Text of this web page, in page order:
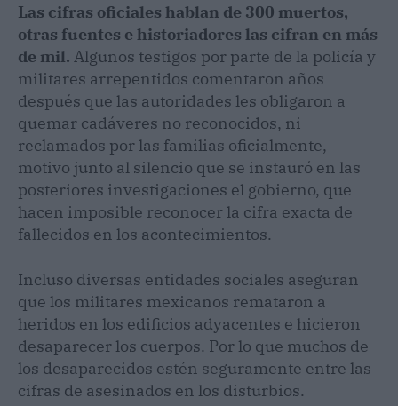
Las cifras oficiales hablan de 300 muertos,
otras fuentes e historiadores las cifran en más
de mil. Algunos testigos por parte de la policía y
militares arrepentidos comentaron años
después que las autoridades les obligaron a
quemar cadáveres no reconocidos, ni
reclamados por las familias oficialmente,
motivo junto al silencio que se instauró en las
posteriores investigaciones el gobierno, que
hacen imposible reconocer la cifra exacta de
fallecidos en los acontecimientos.
Incluso diversas entidades sociales aseguran
que los militares mexicanos remataron a
heridos en los edificios adyacentes e hicieron
desaparecer los cuerpos. Por lo que muchos de
los desaparecidos estén seguramente entre las
cifras de asesinados en los disturbios.